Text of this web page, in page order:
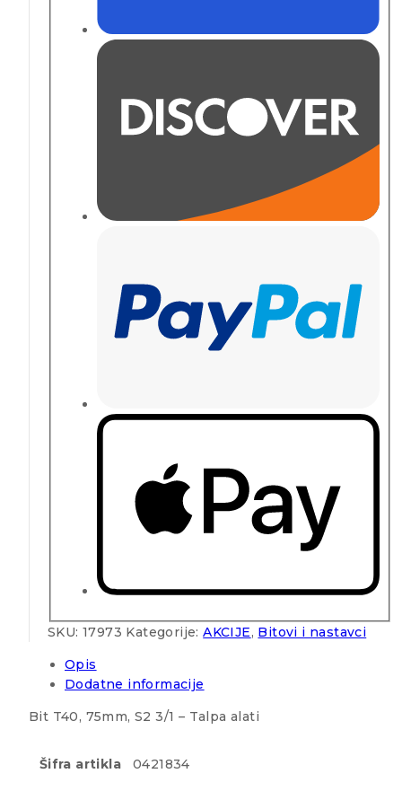
SKU: 17973 Kategorije:AKCIJE, Bitovi i nastavci
Opis
Dodatne informacije
Bit T40, 75mm, S2 3/1 – Talpa alati
Šifra artikla 0421834